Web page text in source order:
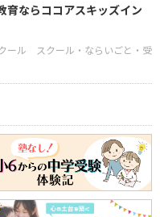
育ならココアスキッズイン
ール
スクール・ならいごと・受